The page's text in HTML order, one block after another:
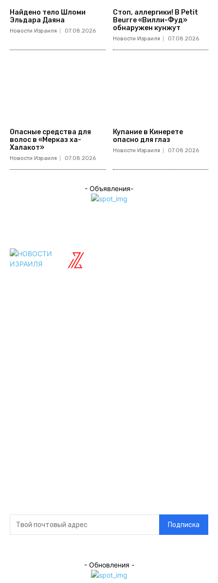
Найдено тело Шломи
Эльдара Даяна
Новости Израиля 07.08.2026
Стоп, аллергики! В Petit
Beurre «Вилли-Фуд»
обнаружен кунжут
Новости Израиля 07.08.2026
Опасные средства для
волос в «Мерказ ха-
Халакот»
Новости Израиля 07.08.2026
Купание в Кинерете
опасно для глаз
Новости Израиля 07.08.2026
- Объявления-
Подписка
- Обновления -